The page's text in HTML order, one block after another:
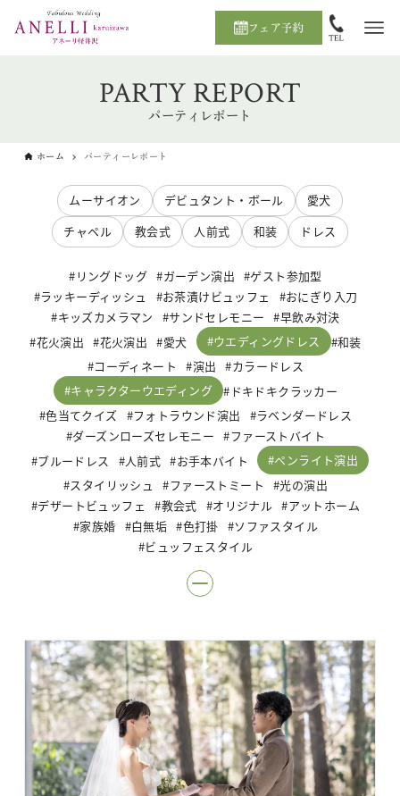
フェア予約
PARTY REPORT
パーティレポート
ホーム パーティーレポート
ムーサイオン デビュタント・ボール
愛犬
チャペル
教会式 人前式 和装 ドレス
リングドッグ ガーデン演出
ゲスト参加型
ラッキーディッシュ
お茶漬けビュッフェ
おにぎり入刀
キッズカメラマン
サンドセレモニー
早飲み対決
花火演出
花火演出 愛犬 ウエディングドレス
和装
コーディネート
演出
カラードレス
キャラクターウエディング
ドキドキクラッカー
色当てクイズ
フォトラウンド演出
ラベンダードレス
ダーズンローズセレモニー
ファーストバイト
ブルードレス
人前式 お手本バイト
ペンライト演出
スタイリッシュ
ファーストミート
光の演出
デザートビュッフェ
教会式 オリジナル
アットホーム
家族婚
白無垢 色打掛
ソファスタイル
ビュッフェスタイル